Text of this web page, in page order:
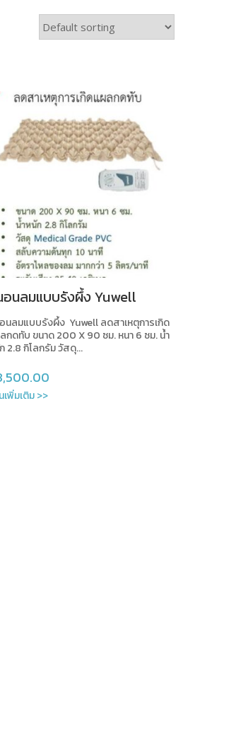
อนลมแบบรังผึ้ง Yuwell
นลมแบบรังผึ้ง Yuwell ลดสาเหตุการเกิด
กดทับ ขนาด 200 X 90 ซม. หนา 6 ซม. น้ำ
2.8 กิโลกรัม วัสดุ...
เพิ่มเติม >>